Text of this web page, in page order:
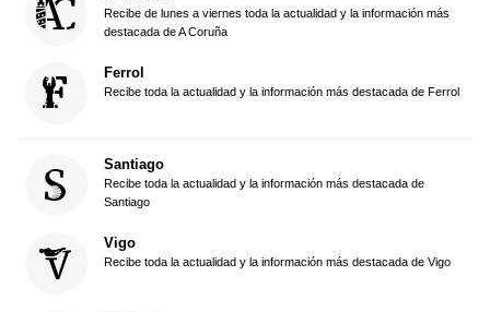
Recibe de lunes a viernes toda la actualidad y la información más
destacada de A Coruña
Ferrol
Recibe toda la actualidad y la información más destacada de Ferrol
Santiago
Recibe toda la actualidad y la información más destacada de
Santiago
Vigo
Recibe toda la actualidad y la información más destacada de Vigo